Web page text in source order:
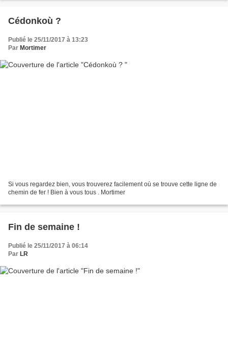
Cédonkoù ?
Publié le 25/11/2017 à 13:23
Par Mortimer
Si vous regardez bien, vous trouverez facilement où se trouve cette ligne de
chemin de fer ! Bien à vous tous . Mortimer
Fin de semaine !
Publié le 25/11/2017 à 06:14
Par LR